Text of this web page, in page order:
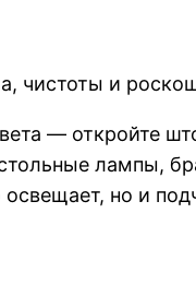
чистоты и
— откройте
лампы,
но и